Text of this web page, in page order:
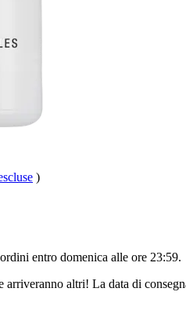
)
entro domenica alle ore 23:59.
arriveranno altri! La data di